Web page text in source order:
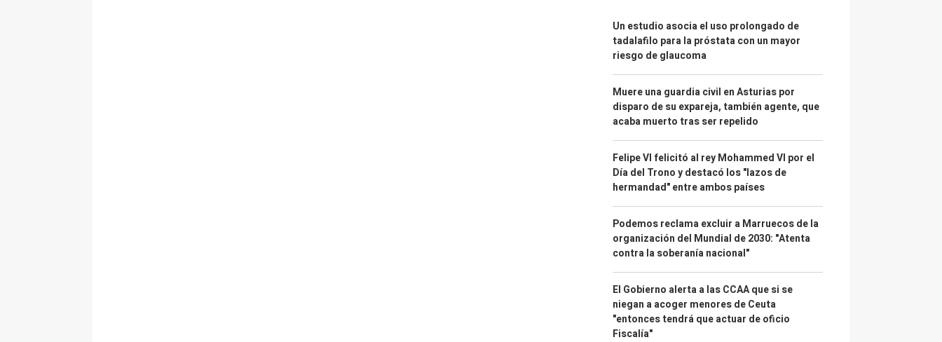
Un estudio asocia el uso prolongado de
tadalafilo para la próstata con un mayor
riesgo de glaucoma
Muere una guardia civil en Asturias por
disparo de su expareja, también agente, que
acaba muerto tras ser repelido
Felipe VI felicitó al rey Mohammed VI por el
Día del Trono y destacó los "lazos de
hermandad" entre ambos países
Podemos reclama excluir a Marruecos de la
organización del Mundial de 2030: "Atenta
contra la soberanía nacional"
El Gobierno alerta a las CCAA que si se
niegan a acoger menores de Ceuta
"entonces tendrá que actuar de oficio
Fiscalía"